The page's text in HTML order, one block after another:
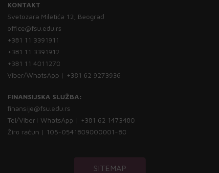
KONTAKT
Svetozara Miletića 12, Beograd
office@fsu.edu.rs
+381 11 3391911
+381 11 3391912
+381 11 4011270
Viber/WhatsApp | +381 62 9273936
FINANSIJSKA SLUŽBA:
finansije@fsu.edu.rs
Tel/Viber i WhatsApp | +381 62 1473480
Žiro račun | 105-0541809000001-80
SITEMAP